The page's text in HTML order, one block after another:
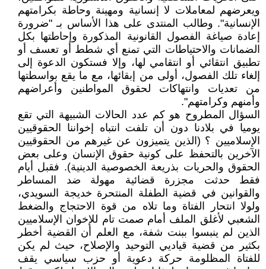
ويعرضهم لمعاملات لا إنسانية ومهينة وحاطة بكرامتهم
الإنسانية". وطالب المنتدى على هذا الأساس بـ "ضرورة
إعادة صياغة الفصول القانونية المذكورة وإحاطتها بكل
الضمانات والاحتياطات التي تمنع أي شطط أو تعسف أو
تطبيق انتقائي أو انتقامي لها، وإلا فستكون الدعوة إلى
إلغاء تلك الفصول، أولى من إبقائها، مع ما يقع بواسطتها
من تعديات وانتهاكات لحقوق المواطنين وأعراضهم
وأمنهم وكرامتهم".
السؤال المطروح هو كم عدد الحالات الشبيهة التي تقع
يوميا في بلادنا دون أن تلفت انتباه إخواننا الحقوقيين
الإسلاميين ؟ (الذين يتميزون عن غيرهم من الحقوقيين
الآخرين بالتحفظ على كونية حقوق الإنسان وعلى بعض
الحقوق والحريات بذريعة الخصوصية الدينية). فقبل أيام
فقط حدثت مجزرة قضائية مهولة ضد المساطر
والقوانين في قضية الطفلة المنتحرة خديجة السويدي،
ولولا انتحار الفتاة وما تلاه من قوة الاحتجاج والضغط
الشعبي لأغلق الملف أمام صمت تام للإخوان الإسلاميين
الذين لم ينبسوا ببنت شفة، مع العلم أن القضية أخطر
بكثير من قضية قياديي التوحيد والإصلاح، حيث لم يكن
للفتاة المظلومة حركة دعوية أو حزب سياسي يقف